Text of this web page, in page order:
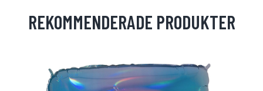
REKOMMENDERADE PRODUKTER